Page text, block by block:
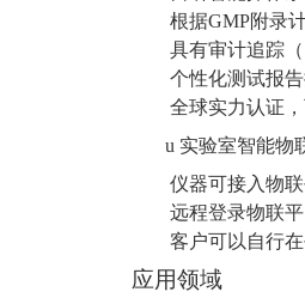
根据GMP附录
具有审计追踪
个性化测试报
全球实力认证
u 实验室智能物
仪器可接入物
远程登录物联
客户可以自行
应用领域